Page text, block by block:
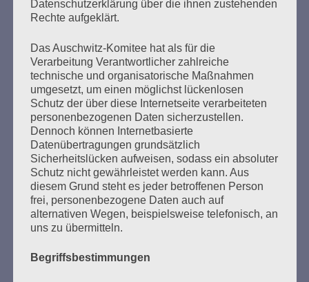
Seitennummerierung
der
Beiträge
Zurück 13 Weiter
Um den Antisemitismus zu stoppen, müssen wir
neue Wege gehen und immer und immer wieder
miteinander reden, über alles nachdenken und
richtig miteinander reden über das, was wir
erreichen wollen.
Peggy Parnass - 10. Januar 2021
Datenschutzerklärung über die ihnen zustehenden
Rechte aufgeklärt.
Das Auschwitz-Komitee hat als für die
Verarbeitung Verantwortlicher zahlreiche
technische und organisatorische Maßnahmen
umgesetzt, um einen möglichst lückenlosen
Schutz der über diese Internetseite verarbeiteten
personenbezogenen Daten sicherzustellen.
Dennoch können Internetbasierte
Datenübertragungen grundsätzlich
Sicherheitslücken aufweisen, sodass ein absoluter
Schutz nicht gewährleistet werden kann. Aus
diesem Grund steht es jeder betroffenen Person
frei, personenbezogene Daten auch auf
alternativen Wegen, beispielsweise telefonisch, an
uns zu übermitteln.
Begriffsbestimmungen